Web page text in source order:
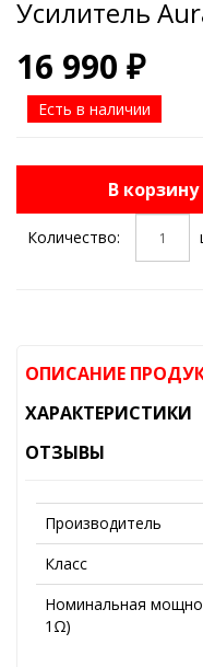
Усилитель
16 990 ₽
Есть в наличии
В корзину
Количество:
ОПИСАНИЕ
ХАРАКТЕРИСТИКИ
ОТЗЫВЫ
Производитель
Класс
Номинальная
1Ω)